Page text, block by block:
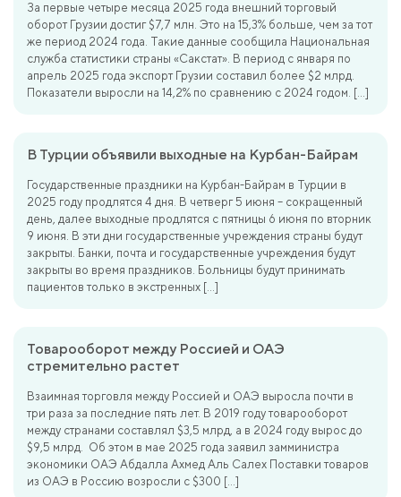
За первые четыре месяца 2025 года внешний торговый
оборот Грузии достиг $7,7 млн. Это на 15,3% больше, чем за тот
же период 2024 года. Такие данные сообщила Национальная
служба статистики страны «Сакстат». В период с января по
апрель 2025 года экспорт Грузии составил более $2 млрд.
Показатели выросли на 14,2% по сравнению с 2024 годом. […]
В Турции объявили выходные на Курбан-Байрам
Государственные праздники на Курбан-Байрам в Турции в
2025 году продлятся 4 дня. В четверг 5 июня – сокращенный
день, далее выходные продлятся с пятницы 6 июня по вторник
9 июня. В эти дни государственные учреждения страны будут
закрыты. Банки, почта и государственные учреждения будут
закрыты во время праздников. Больницы будут принимать
пациентов только в экстренных […]
Товарооборот между Россией и ОАЭ
стремительно растет
Взаимная торговля между Россией и ОАЭ выросла почти в
три раза за последние пять лет. В 2019 году товарооборот
между странами составлял $3,5 млрд, а в 2024 году вырос до
$9,5 млрд. Об этом в мае 2025 года заявил замминистра
экономики ОАЭ Абдалла Ахмед Аль Салех Поставки товаров
из ОАЭ в Россию возросли с $300 […]